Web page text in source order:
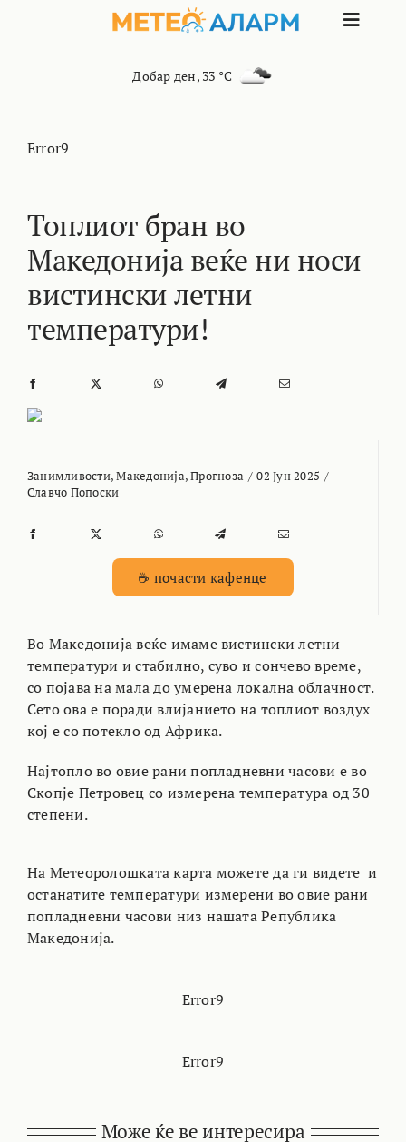
Toggle
Добар ден, 33 °C
Error9
Топлиот бран во
Македонија веќе ни носи
вистински летни
температури!
Занимливости,Македонија,Прогноза / 02 Јун 2025 /
Славчо Попоски
☕ почасти кафенце
Во Македонија веќе имаме вистински летни
температури и стабилно, суво и сончево време,
со појава на мала до умерена локална облачност.
Сето ова е поради влијанието на топлиот воздух
кој е со потекло од Африка.
Најтопло во овие рани попладневни часови е во
Скопје Петровец со измерена температура од 30
степени.
На Метеоролошката карта можете да ги видете и
останатите температури измерени во овие рани
попладневни часови низ нашата Република
Македонија.
Error9
Error9
Може ќе ве интересира